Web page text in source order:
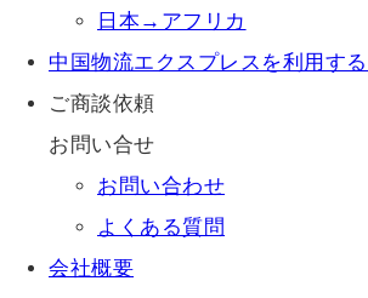
日本→アフリカ
中国物流エクスプレスを利用す
ご商談依頼
お問い合せ
お問い合わせ
よくある質問
会社概要